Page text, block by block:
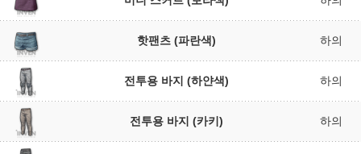
핫팬츠 (파란색) 하의
전투용 바지 (하얀색) 하의
전투용 바지 (카키) 하의